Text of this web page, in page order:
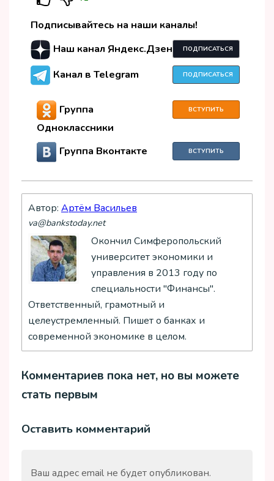
Подписывайтесь на наши каналы!
Наш канал Яндекс.Дзен
ПОДПИСАТЬСЯ
Канал в Telegram ПОДПИСАТЬСЯ
Группа
Одноклассники
ВСТУПИТЬ
Группа Вконтакте ВСТУПИТЬ
Автор: Артём Васильев
va@bankstoday.net
Окончил Симферопольский
университет экономики и
управления в 2013 году по
специальности "Финансы".
Ответственный, грамотный и
целеустремленный. Пишет о банках и
современной экономике в целом.
Комментариев пока нет, но вы можете
стать первым
Оставить комментарий
Ваш адрес email не будет опубликован.